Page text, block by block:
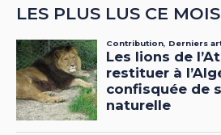
LES PLUS LUS CE MOIS